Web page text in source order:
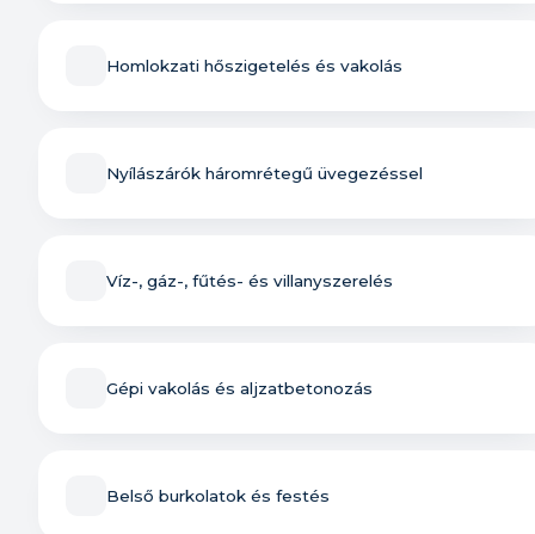
Homlokzati hőszigetelés és vakolás
Nyílászárók háromrétegű üvegezéssel
Víz-, gáz-, fűtés- és villanyszerelés
Gépi vakolás és aljzatbetonozás
Belső burkolatok és festés